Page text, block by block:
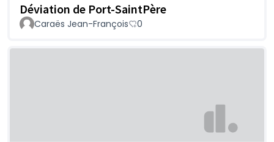
Déviation de Port-SaintPère
Caraës Jean-François 0